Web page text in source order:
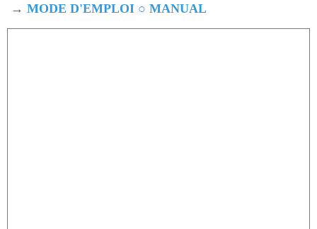
→ MODE D'EMPLOI ○ MANUAL